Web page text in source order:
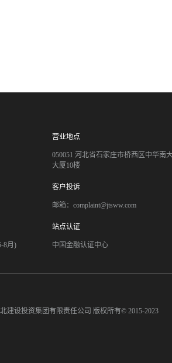
营业地点
050051 河北省石家庄市桥西区中华南
大厦10楼
客户投诉
邮箱：complaint@jtsww.com
8月)
站点认证
中国金融认证中心
建设投资集团有限责任公司 版权所有© 2015-2023